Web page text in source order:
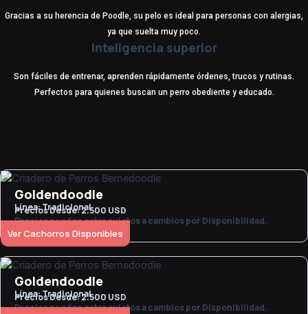
Gracias a su herencia de Poodle, su pelo es ideal para personas con alergias,
ya que suelta muy poco.
Inteligencia superior
Son fáciles de entrenar, aprenden rápidamente órdenes, trucos y rutinas.
Perfectos para quienes buscan un perro obediente y educado.
Goldendoodle
Línea: Tradicional
Precios Desde: 2.500 USD
Precios pueden estar sujetos a cambios por Disponibilidad.
Ver Cachorros Disponibles
Goldendoodle
Línea: Tradicional
Precios Desde: 2.500 USD
Precios pueden estar sujetos a cambios por Disponibilidad.